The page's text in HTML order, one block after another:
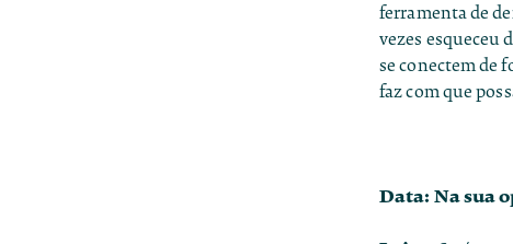
ferramenta de
vezes esqueceu
se conectem de
faz com que
Data: Na sua